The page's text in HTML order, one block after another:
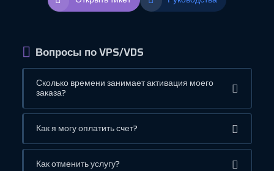
Вопросы по VPS/VDS
Сколько времени занимает активация моего
заказа?
Как я могу оплатить счет?
Как отменить услугу?